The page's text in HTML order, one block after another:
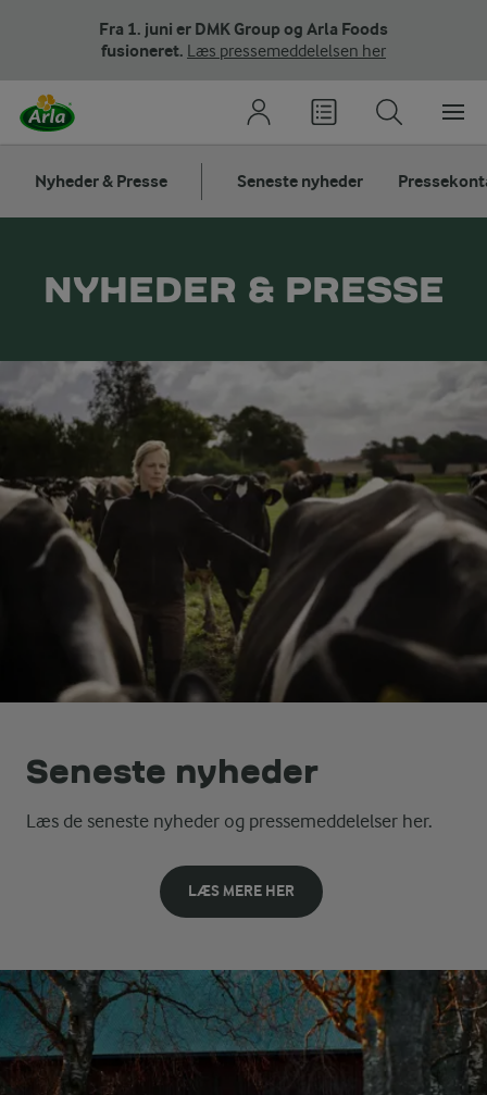
Fra 1. juni er DMK Group og Arla Foods
fusioneret. Læs pressemeddelelsen her
Nyheder & Presse Seneste nyheder
NYHEDER & PRESSE
Seneste nyheder
Læs de seneste nyheder og pressemeddelelser her.
LÆS MERE HER